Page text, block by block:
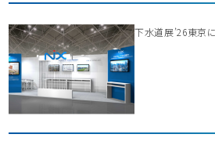
下水道展’26東京